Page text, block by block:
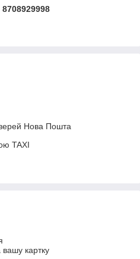
8708929998
Нова Пошта
TAXI
вашу картку